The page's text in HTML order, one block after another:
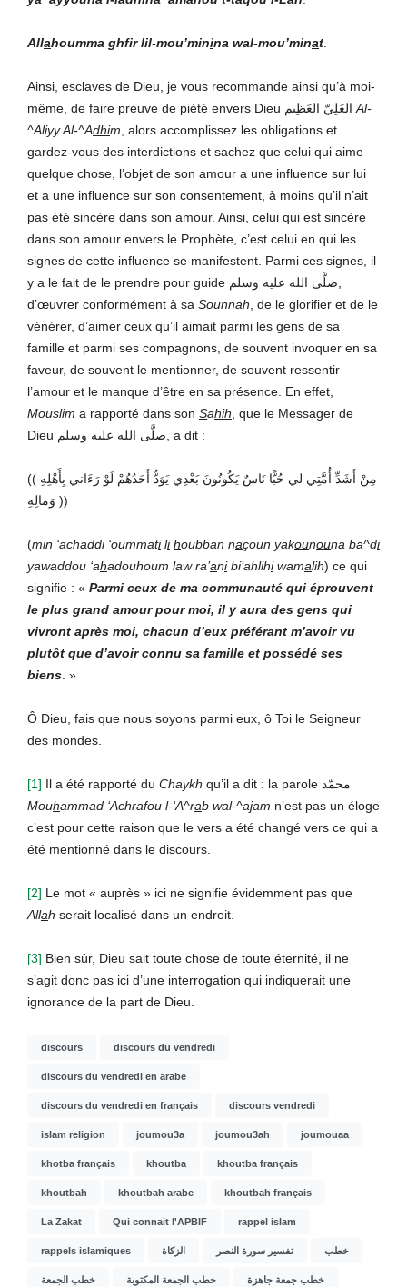
Allahoumma ghfir lil-mou’minina wal-mou’minat
Ainsi, esclaves de Dieu, je vous recommande ainsi qu’à moi-
Al-
^Aliyy Al-^Adhim , alors accomplissez les obligations et
gardez-vous des interdictions et sachez que celui qui aime
quelque chose, l’objet de son amour a une influence sur lui
et a une influence sur son consentement, à moins qu’il n’ait
pas été sincère dans son amour. Ainsi, celui qui est sincère
dans son amour envers le Prophète, c’est celui en qui les
signes de cette influence se manifestent. Parmi ces signes, il
y a le fait de le prendre pour guide صلَّى الله عليه وسلم,
d’œuvrer conformément à sa Sounnah , de le glorifier et de le
vénérer, d’aimer ceux qu’il aimait parmi les gens de sa
famille et parmi ses compagnons, de souvent invoquer en sa
faveur, de souvent le mentionner, de souvent ressentir
l’amour et le manque d’être en sa présence. En effet,
Mouslim a rapporté dans son Sahih , que le Messager de
Dieu صلَّى الله عليه وسلم, a dit :
(( مِنْ أَشَدِّ أُمَّتِي لي حُبًّا نَاسٌ يَكُونُونَ بَعْدِي يَوَدُّ أَحَدُهُمْ لَوْ رَءَاني بِأَهْلِهِ
وَمالِهِ ))
(min ‘achaddi ‘oummatili houbban naçoun yakounouna ba^di
yawaddou ‘ahadouhoum law ra’anibi’ahlihiwamalih) ce qui
signifie : « Parmi ceux de ma communauté qui éprouvent
le plus grand amour pour moi, il y aura des gens qui
vivront après moi, chacun d’eux préférant m’avoir vu
plutôt que d’avoir connu sa famille et possédé ses
biens . »
Ô Dieu, fais que nous soyons parmi eux, ô Toi le Seigneur
des mondes.
[1] Il a été rapporté du Chaykh
qu’il a dit : la parole محمّد
Mouhammad ‘Achrafou l-‘A^rab wal-^ajam n’est pas un éloge
c’est pour cette raison que le vers a été changé vers ce qui a
été mentionné dans le discours.
[2] Le mot « auprès » ici ne signifie évidemment pas que
Allah serait localisé dans un endroit.
[3] Bien sûr, Dieu sait toute chose de toute éternité, il ne
s’agit donc pas ici d’une interrogation qui indiquerait une
ignorance de la part de Dieu.
discours discours du vendredi
discours du vendredi en arabe
discours du vendredi en français discours vendredi
islam religion joumou3a joumou3ah joumouaa
khotba français khoutba khoutba français
khoutbah khoutbah arabe khoutbah français
La Zakat Qui connait l'APBIF rappel islam
rappels islamiques الزكاة تفسير سورة النصر خطب
خطب الجمعة خطب الجمعة المكتوبة خطب جمعة جاهزة